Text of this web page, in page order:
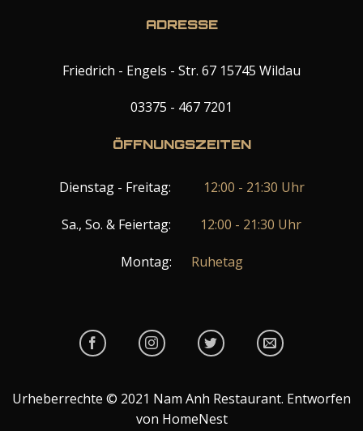
ADRESSE
Friedrich - Engels - Str. 67 15745 Wildau
03375 - 467 7201
ÖFFNUNGSZEITEN
Dienstag - Freitag: 12:00 - 21:30 Uhr
Sa., So. & Feiertag: 12:00 - 21:30 Uhr
Montag: Ruhetag
Urheberrechte © 2021 Nam Anh Restaurant. Entworfen
von HomeNest